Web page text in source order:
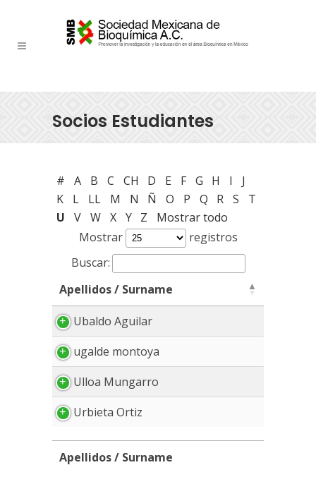
Socios Estudiantes
# A B C CH D E F G H I
J
K
L LL M N Ñ O P Q R S
T
U
V W X Y Z
Mostrar todo
Mostrar
registros
Buscar:
Apellidos / Surname
Apellidos / Surname
Ubaldo Aguilar
ugalde montoya
Ulloa Mungarro
Urbieta Ortiz
Apellidos / Surname